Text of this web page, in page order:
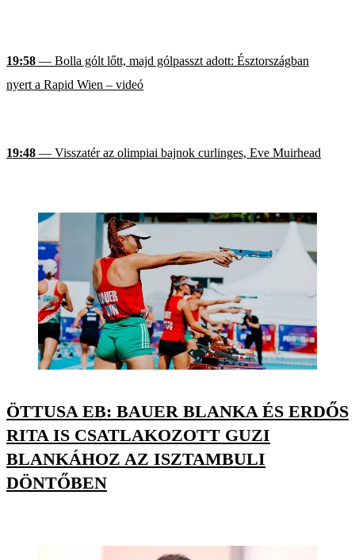
19:58 — Bolla gólt lőtt, majd gólpasszt adott: Észtországban
nyert a Rapid Wien – videó
19:48 — Visszatér az olimpiai bajnok curlinges, Eve Muirhead
ÖTTUSA EB: BAUER BLANKA ÉS ERDŐS
RITA IS CSATLAKOZOTT GUZI
BLANKÁHOZ AZ ISZTAMBULI
DÖNTŐBEN